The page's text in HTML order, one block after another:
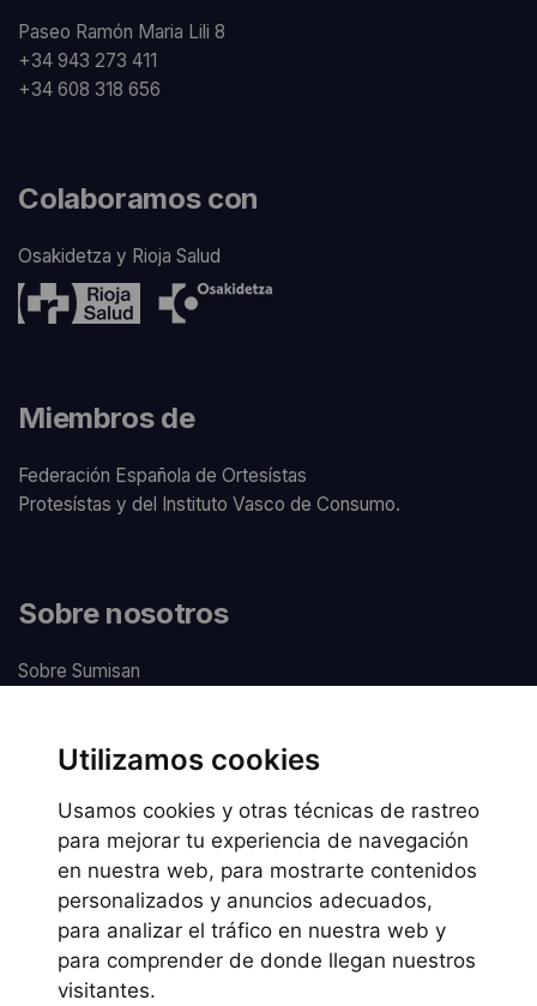
Utilizamos cookies
Usamos cookies y otras técnicas de rastreo
para mejorar tu experiencia de navegación
en nuestra web, para mostrarte contenidos
personalizados y anuncios adecuados,
para analizar el tráfico en nuestra web y
para comprender de donde llegan nuestros
visitantes.
Paseo Ramón Maria Lili 8
+34 943 273 411
+34 608 318 656
Colaboramos con
Osakidetza y Rioja Salud
Miembros de
Federación Española de Ortesístas
Protesístas y del Instituto Vasco de Consumo.
Sobre nosotros
Sobre Sumisan
Información legal
Preguntas frecuentes
Política de Cookies
Política de privacidad
Política de uso